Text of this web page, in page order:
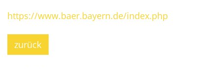
https://www.baer.bayern.de/index.php
zurück